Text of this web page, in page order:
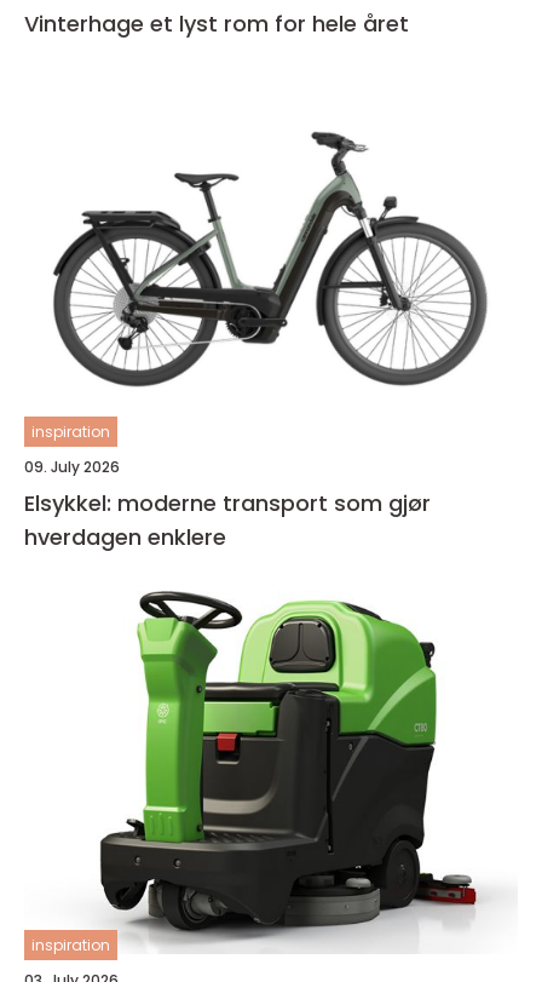
Vinterhage et lyst rom for hele året
inspiration
09. July 2026
Elsykkel: moderne transport som gjør
hverdagen enklere
inspiration